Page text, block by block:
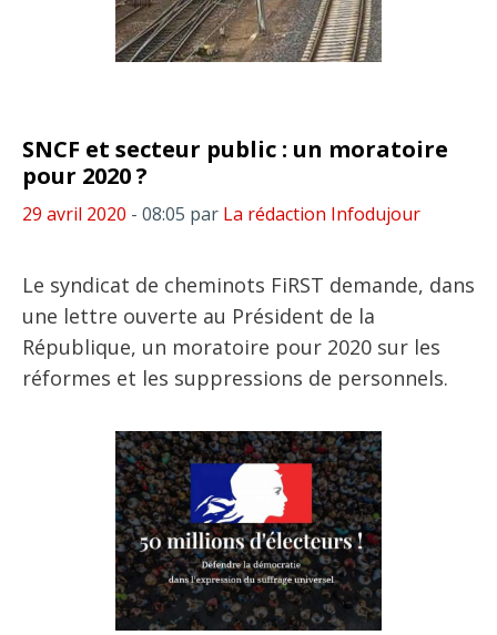
SNCF et secteur public : un moratoire
pour 2020 ?
29 avril 2020 - 08:05 par La rédaction Infodujour
Le syndicat de cheminots FiRST demande, dans
une lettre ouverte au Président de la
République, un moratoire pour 2020 sur les
réformes et les suppressions de personnels.